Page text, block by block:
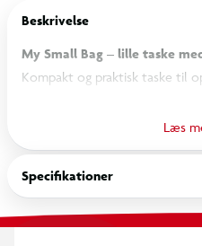
Beskrivelse
My Small Bag – lille taske
Kompakt og praktisk taske til
at have styr på fx penge,
med en karabinhage, så den
skoletasken, bæltet eller en
den nem at have med overalt.
Læs
Specifikationer